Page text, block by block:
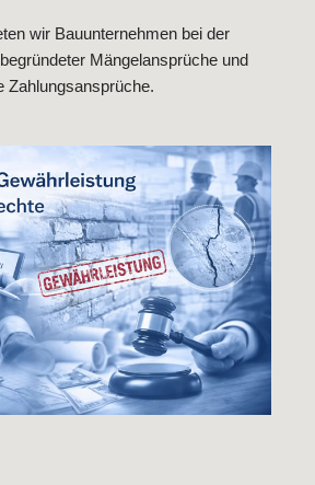
wir Bauunternehmen bei der
Mängelansprüche und
Zahlungsansprüche.